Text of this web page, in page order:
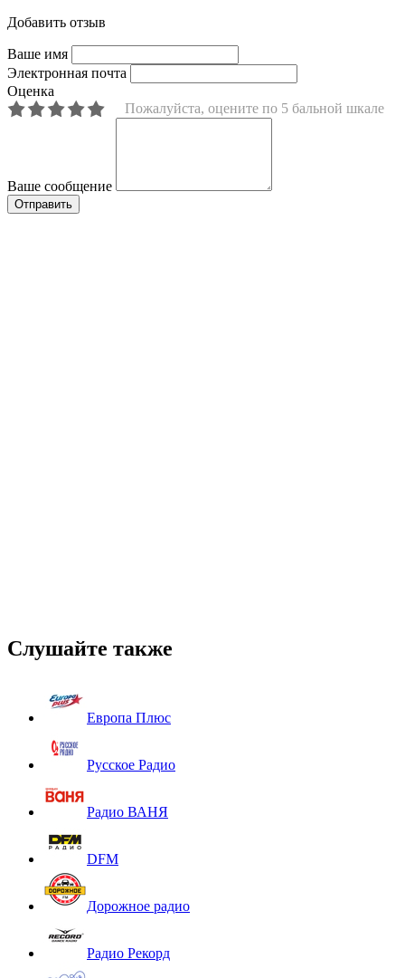
Добавить отзыв
Ваше имя
Электронная почта
Оценка
Пожалуйста, оцените по 5 бальной шкале
Ваше сообщение
Слушайте также
Европа Плюс
Русское Радио
Радио ВАНЯ
DFM
Дорожное радио
Радио Рекорд